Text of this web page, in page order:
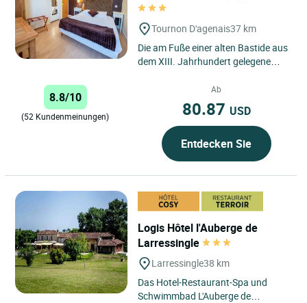
Tournon D'agenais37 km
Die am Fuße einer alten Bastide aus
dem XIII. Jahrhundert gelegene
Verkostung ihrer...
8.8/10
(52 Kundenmeinungen)
Ab
80.87 USD
Entdecken Sie
Logis Hôtel l'Auberge de
Larressingle
Larressingle38 km
Das Hotel-Restaurant-Spa und
Schwimmbad L'Auberge de